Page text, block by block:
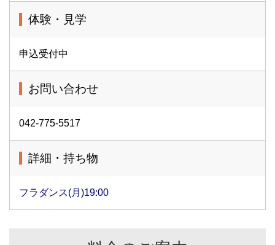
体験・見学
申込受付中
お問い合わせ
042-775-5517
詳細・持ち物
フラダンス(月)19:00